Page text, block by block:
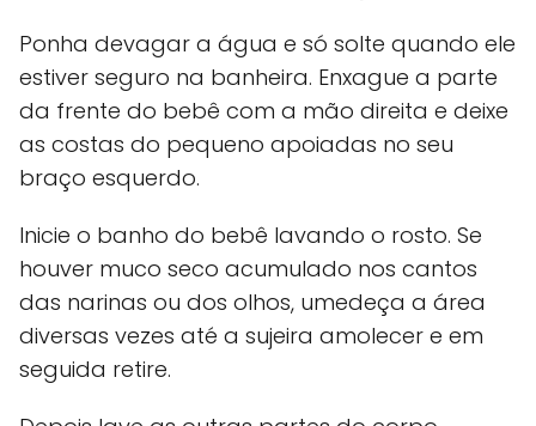
Ponha devagar a água e só solte quando ele
estiver seguro na banheira. Enxague a parte
da frente do bebê com a mão direita e deixe
as costas do pequeno apoiadas no seu
braço esquerdo.
Inicie o banho do bebê lavando o rosto. Se
houver muco seco acumulado nos cantos
das narinas ou dos olhos, umedeça a área
diversas vezes até a sujeira amolecer e em
seguida retire.